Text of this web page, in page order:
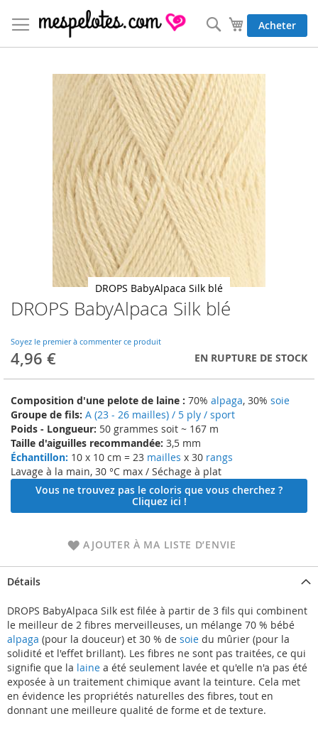
au
contenu
Mon panier
Acheter
Rechercher
DROPS BabyAlpaca Silk blé
Soyez le premier à commenter ce produit
4,96 € EN RUPTURE DE STOCK
Composition d'une pelote de laine : 70% alpaga, 30% soie
Groupe de fils: A (23 - 26 mailles) / 5 ply / sport
Poids - Longueur: 50 grammes soit ~ 167 m
Taille d'aiguilles recommandée: 3,5 mm
Échantillon: 10 x 10 cm = 23 mailles x 30 rangs
Lavage à la main, 30 °C max / Séchage à plat
Vous ne trouvez pas le coloris que vous cherchez ?
Cliquez ici !
AJOUTER À MA LISTE D’ENVIE
DROPS BabyAlpaca Silk blé
Skip
to
beginning
of
the
gallery
Détails
DROPS BabyAlpaca Silk est filée à partir de 3 fils qui combinent
le meilleur de 2 fibres merveilleuses, un mélange 70 % bébé
alpaga (pour la douceur) et 30 % de soie du mûrier (pour la
solidité et l'effet brillant). Les fibres ne sont pas traitées, ce qui
signifie que la laine a été seulement lavée et qu'elle n'a pas été
exposée à un traitement chimique avant la teinture. Cela met
en évidence les propriétés naturelles des fibres, tout en
donnant une meilleure qualité de forme et de texture.